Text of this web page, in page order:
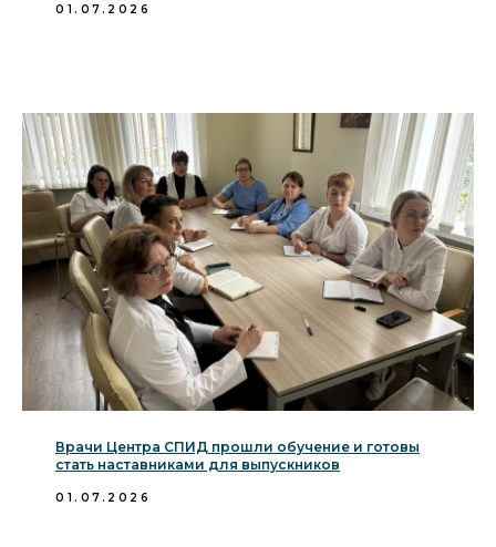
01.07.2026
Врачи Центра СПИД прошли обучение и готовы
стать наставниками для выпускников
01.07.2026